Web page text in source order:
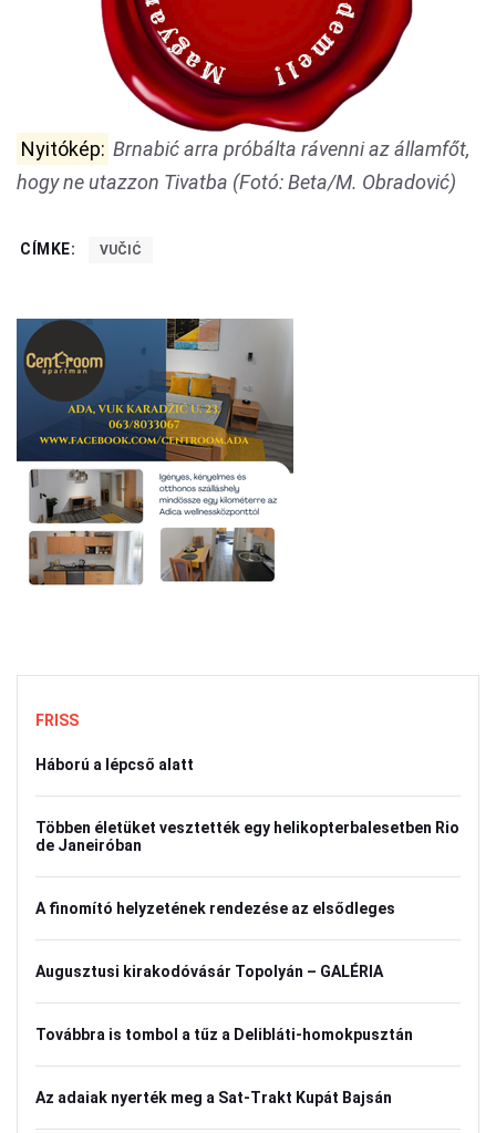
Nyitókép: Brnabić arra próbálta rávenni az államfőt,
hogy ne utazzon Tivatba (Fotó: Beta/M. Obradović)
CÍMKE: VUČIĆ
FRISS
Háború a lépcső alatt
Többen életüket vesztették egy helikopterbalesetben Rio
de Janeiróban
A finomító helyzetének rendezése az elsődleges
Augusztusi kirakodóvásár Topolyán – GALÉRIA
Továbbra is tombol a tűz a Delibláti-homokpusztán
Az adaiak nyerték meg a Sat-Trakt Kupát Bajsán